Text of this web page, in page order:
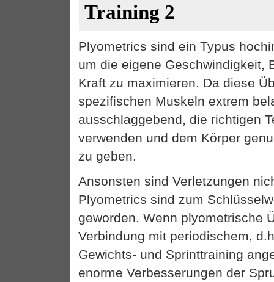
Training 2
Plyometrics sind ein Typus
um die eigene Geschwindigkeit,
Kraft zu maximieren. Da diese
spezifischen Muskeln extrem
ausschlaggebend, die richtigen
verwenden und dem Körper
zu geben.
Ansonsten sind Verletzungen
Plyometrics sind zum
geworden. Wenn plyometrische
Verbindung mit periodischem,
Gewichts- und Sprinttraining
enorme Verbesserungen der